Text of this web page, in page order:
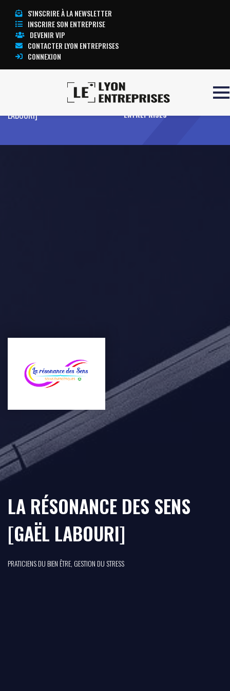
S'INSCRIRE À LA NEWSLETTER
INSCRIRE SON ENTREPRISE
DEVENIR VIP
CONTACTER LYON ENTREPRISES
CONNEXION
La Résonance des Sens [Gaël
LABOURI]
TOUTE L’ACTUALITÉ LYON
ENTREPRISES
LA RÉSONANCE DES SENS
[GAËL LABOURI]
PRATICIENS DU BIEN ÊTRE, GESTION DU STRESS